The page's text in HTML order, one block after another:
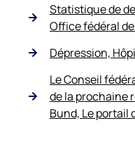
Statistique de
Office fédéral
Dépression,
Le Conseil
de la prochaine
Bund, Le portail